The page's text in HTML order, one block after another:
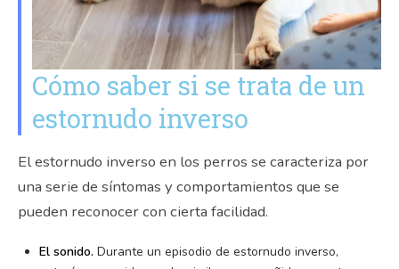
Cómo saber si se trata de un
estornudo inverso
El estornudo inverso en los perros se caracteriza por
una serie de síntomas y comportamientos que se
pueden reconocer con cierta facilidad.
El sonido. Durante un episodio de estornudo inverso,